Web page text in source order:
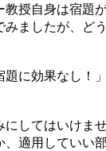
教授自身は宿題
ましたが、ど
に効果なし！
にしてはいけま
適用していい